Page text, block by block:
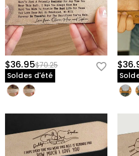
$36.95$70.25
Soldes d'été